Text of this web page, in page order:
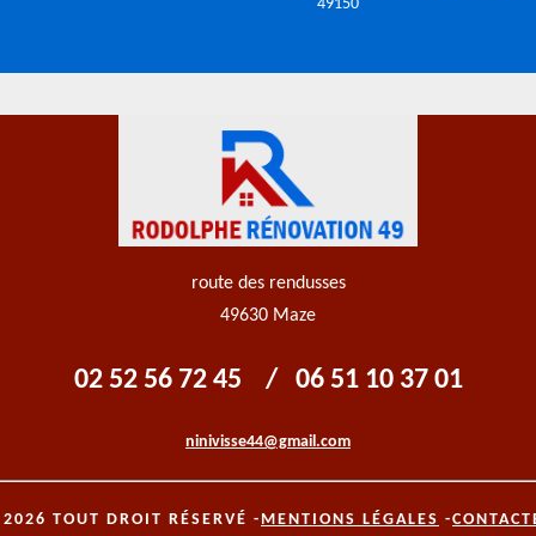
49150
route des rendusses
49630 Maze
02 52 56 72 45 / 06 51 10 37 01
ninivisse44@gmail.com
TOUT DROIT RÉSERVÉ - MENTIONS LÉGALES -